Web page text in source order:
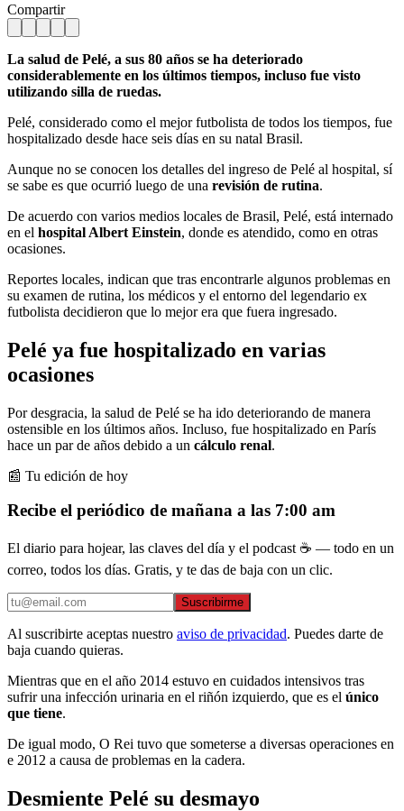
Compartir
La salud de Pelé, a sus 80 años se ha deteriorado
considerablemente en los últimos tiempos, incluso fue visto
utilizando silla de ruedas.
Pelé, considerado como el mejor futbolista de todos los tiempos, fue
hospitalizado desde hace seis días en su natal Brasil.
Aunque no se conocen los detalles del ingreso de Pelé al hospital, sí
se sabe es que ocurrió luego de una revisión de rutina.
De acuerdo con varios medios locales de Brasil, Pelé, está internado
en el hospital Albert Einstein, donde es atendido, como en otras
ocasiones.
Reportes locales, indican que tras encontrarle algunos problemas en
su examen de rutina, los médicos y el entorno del legendario ex
futbolista decidieron que lo mejor era que fuera ingresado.
Pelé ya fue hospitalizado en varias
ocasiones
Por desgracia, la salud de Pelé se ha ido deteriorando de manera
ostensible en los últimos años. Incluso, fue hospitalizado en París
hace un par de años debido a un cálculo renal.
📰 Tu edición de hoy
Recibe el periódico de mañana a las 7:00 am
El diario para hojear, las claves del día y el podcast ☕ — todo en un
correo, todos los días. Gratis, y te das de baja con un clic.
Suscribirme
Al suscribirte aceptas nuestro aviso de privacidad. Puedes darte de
baja cuando quieras.
Mientras que en el año 2014 estuvo en cuidados intensivos tras
sufrir una infección urinaria en el riñón izquierdo, que es el único
que tiene.
De igual modo, O Rei tuvo que someterse a diversas operaciones en
e 2012 a causa de problemas en la cadera.
Desmiente Pelé su desmayo